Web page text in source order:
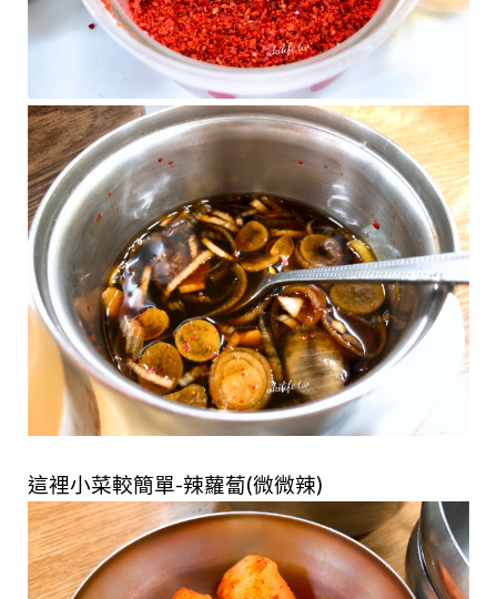
這裡小菜較簡單-辣蘿蔔(微微辣)